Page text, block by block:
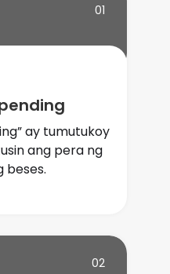
01
ay tumutukoy
ang pera ng
beses.
02